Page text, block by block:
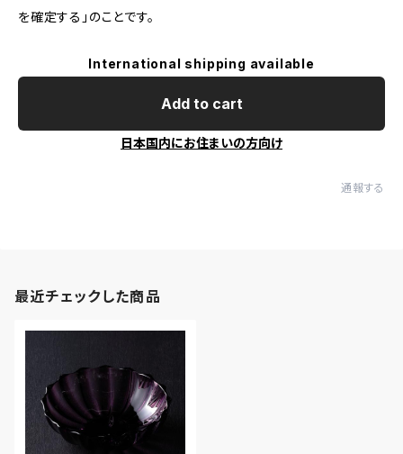
を確定する」のことです。
International shipping available
Add to cart
日本国内にお住まいの方向け
通報する
最近チェックした商品